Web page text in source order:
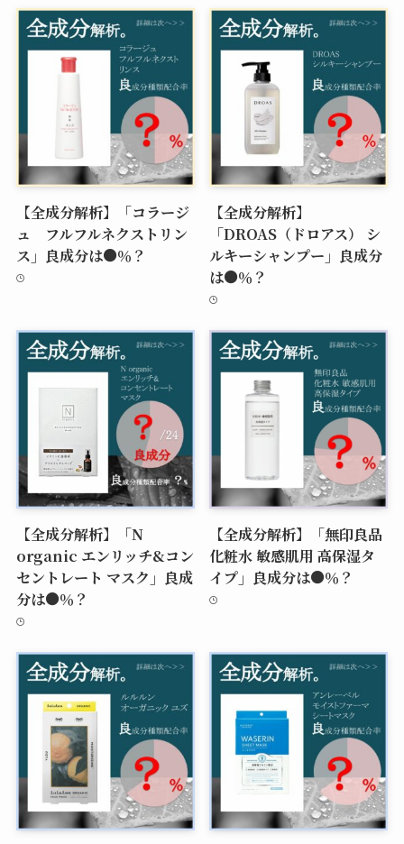
【全成分解析】「コラージ
ュ フルフルネクストリン
ス」良成分は●％？
【全成分解析】
「DROAS（ドロアス） シ
ルキーシャンプー」良成分
は●％？
【全成分解析】「N
organic エンリッチ&コン
セントレート マスク」良成
分は●％？
【全成分解析】「無印良品
化粧水 敏感肌用 高保湿タ
イプ」良成分は●％？